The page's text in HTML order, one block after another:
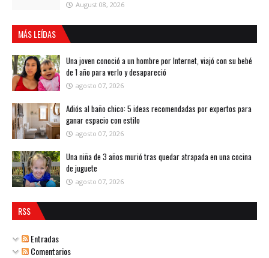
August 08, 2026
MÁS LEÍDAS
Una joven conoció a un hombre por Internet, viajó con su bebé
de 1 año para verlo y desapareció
agosto 07, 2026
Adiós al baño chico: 5 ideas recomendadas por expertos para
ganar espacio con estilo
agosto 07, 2026
Una niña de 3 años murió tras quedar atrapada en una cocina
de juguete
agosto 07, 2026
RSS
Entradas
Comentarios